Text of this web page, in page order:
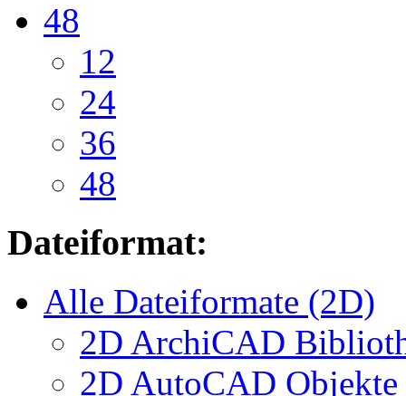
48
12
24
36
48
Dateiformat:
Alle Dateiformate (2D)
2D ArchiCAD
2D AutoCAD